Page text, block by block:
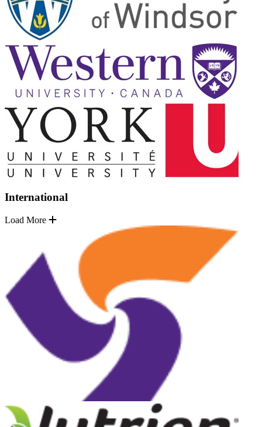
International
Load More